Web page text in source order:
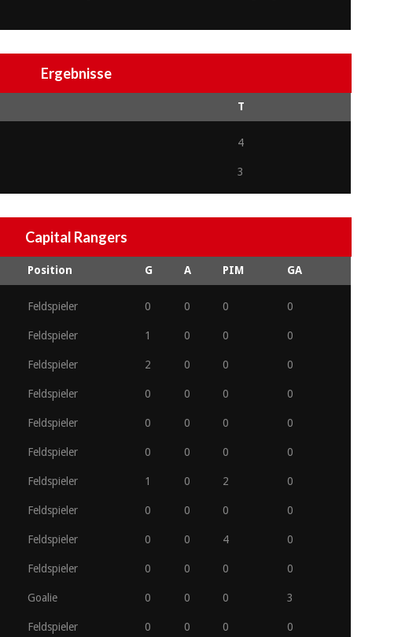
Ergebnisse
T
4
3
Capital Rangers
Position G A PIM GA
Feldspieler 0 0 0 0
Feldspieler 1 0 0 0
Feldspieler 2 0 0 0
Feldspieler 0 0 0 0
Feldspieler 0 0 0 0
Feldspieler 0 0 0 0
Feldspieler 1 0 2 0
Feldspieler 0 0 0 0
Feldspieler 0 0 4 0
Feldspieler 0 0 0 0
Goalie 0 0 0 3
Feldspieler 0 0 0 0